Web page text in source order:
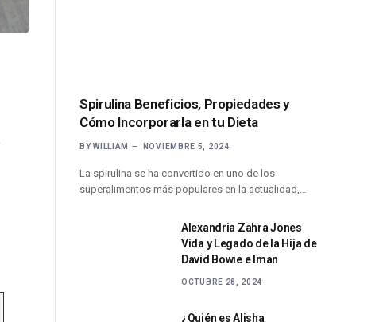
Spirulina Beneficios, Propiedades y
Cómo Incorporarla en tu Dieta
BY WILLIAM NOVIEMBRE 5, 2024
La spirulina se ha convertido en uno de los
superalimentos más populares en la actualidad,…
Alexandria Zahra Jones
Vida y Legado de la Hija de
David Bowie e Iman
OCTUBRE 28, 2024
¿Quién es Alisha